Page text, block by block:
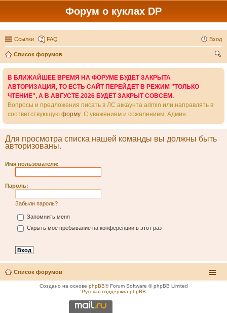
Форум о куклах DP
Ссылки FAQ Вход
Список форумов
В БЛИЖАЙШЕЕ ВРЕМЯ НА ФОРУМЕ БУДЕТ ЗАКРЫТА
АВТОРИЗАЦИЯ, ТО ЕСТЬ САЙТ ПЕРЕЙДЕТ В РЕЖИМ "ТОЛЬКО
ЧТЕНИЕ", А В АВГУСТЕ 2026 БУДЕТ ЗАКРЫТ СОВСЕМ.
Вопросы и предложения писать в ЛС аккаунта admin или направлять в
соответствующую форму. С уважением и сожалением, Админ.
Для просмотра списка нашей команды вы должны быть
авторизованы.
Имя пользователя:
Пароль:
Забыли пароль?
Запомнить меня
Скрыть моё пребывание на конференции в этот раз
Список форумов
Создано на основе phpBB® Forum Software © phpBB Limited
Русская поддержка phpBB